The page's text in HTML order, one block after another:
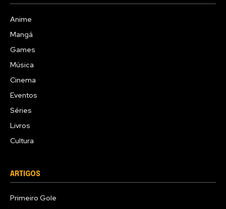
Anime
Mangá
Games
Música
Cinema
Eventos
Séries
Livros
Cultura
ARTIGOS
Primeiro Gole